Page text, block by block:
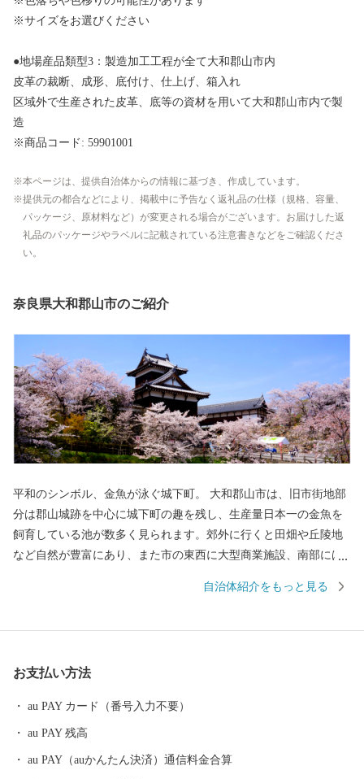
※サイズをお選びください
●地場産品類型3：製造加工工程が全て大和郡山市内
皮革の裁断、成形、底付け、仕上げ、箱入れ
区域外で生産された皮革、底等の資材を用いて大和郡山市内で製
造
※商品コード: 59901001
本ページは、提供自治体からの情報に基づき、作成しています。
提供元の都合などにより、掲載中に予告なく返礼品の仕様（規格、容量、
パッケージ、原材料など）が変更される場合がございます。お届けした返
礼品のパッケージやラベルに記載されている注意書きなどをご確認くださ
い。
奈良県大和郡山市のご紹介
平和のシンボル、金魚が泳ぐ城下町。 大和郡山市は、旧市街地部
分は郡山城跡を中心に城下町の趣を残し、生産量日本一の金魚を
飼育している池が数多く見られます。郊外に行くと田畑や丘陵地
など自然が豊富にあり、また市の東西に大型商業施設、南部には
スの取れた住みよいまちです。 本市では、「あふれる夢と希望
るまちを目指します。「夢と誇りと自信」を持てるまちづくりへ
自治体紹介をもっと見る
お支払い方法
au PAY カード（番号入力不要）
au PAY 残高
au PAY（auかんたん決済）通信料金合算